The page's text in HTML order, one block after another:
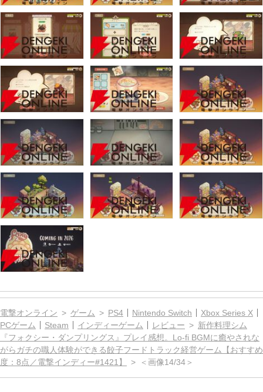
電撃オンライン ゲーム PS4 Nintendo Switch
Xbox Series X
PCゲーム
Steam インディーゲーム レビュー
新作料理シム
『フォクシー・ダンプリングス』プレイ感想。Lo-fi BGMに癒やされな
がらガチの職人体験ができる餃子フードトラック経営ゲーム【おすすめ
度：8点／電撃インディー#1421】
＜画像14/34＞